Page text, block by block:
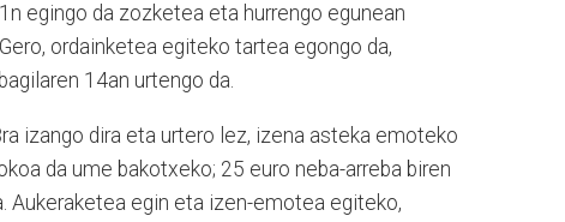
egingo da zozketea eta hurrengo egunean
ordainketea egiteko tartea egongo da,
14an urtengo da.
izango dira eta urtero lez, izena asteka emoteko
da ume bakotxeko; 25 euro neba-arreba biren
Aukeraketea egin eta izen-emotea egiteko,